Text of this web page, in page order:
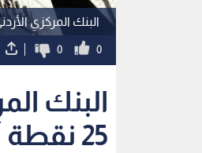
البنك المركزي
0
0
البنك
25 نقطة أساس